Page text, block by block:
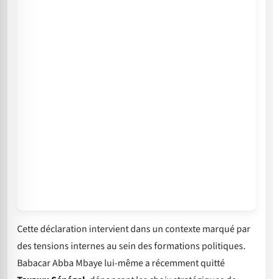
Cette déclaration intervient dans un contexte marqué par
des tensions internes au sein des formations politiques.
Babacar Abba Mbaye lui-même a récemment quitté